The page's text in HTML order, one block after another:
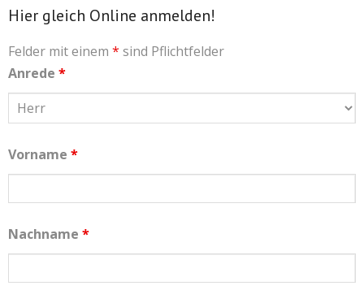
Hier gleich Online anmelden!
Felder mit einem * sind Pflichtfelder
Anrede *
Vorname *
Nachname *